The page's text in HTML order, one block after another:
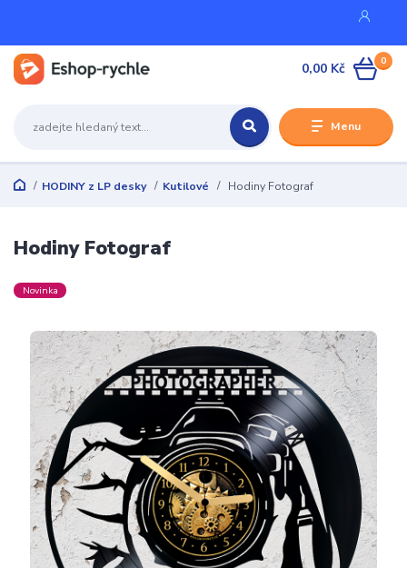
Menu
0
0,00 Kč
HODINY z LP desky Kutilové Hodiny Fotograf
Hodiny Fotograf
Novinka